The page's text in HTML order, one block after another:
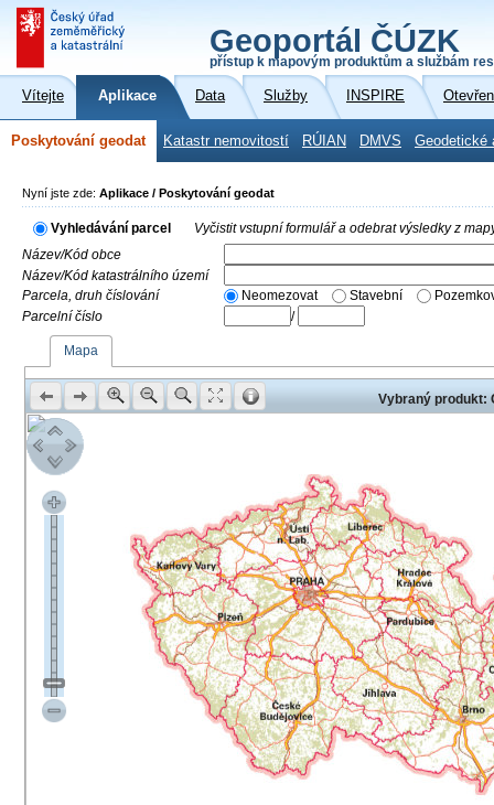
Geoportál ČÚZK
přístup k mapovým produktům a službám
Vítejte Aplikace Data Služby INSPIRE
Poskytování geodat Katastr nemovitostí RÚIAN DMVS Geodetické
Nyní jste zde: Aplikace / Poskytování geodat
Vyhledávání parcel
Vyčistit vstupní formulář a odebrat výsledky z
Název/Kód obce
Název/Kód katastrálního území
Parcela, druh číslování
Neomezovat Stavební
Parcelní číslo
/
Mapa
Vybraný produkt: